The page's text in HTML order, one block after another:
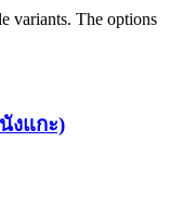
variants. The options
งแกะ)